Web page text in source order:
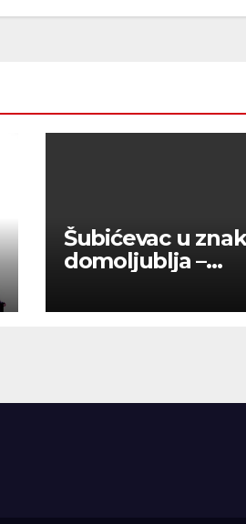
Šubićevac u
domoljublja –
tisuće ljudi u